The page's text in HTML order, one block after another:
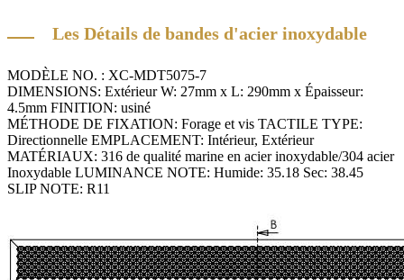
Les Détails de bandes d'acier inoxydable
MODÈLE NO. : XC-MDT5075-7
DIMENSIONS: Extérieur W: 27mm x L: 290mm x Épaisseur:
4.5mm FINITION: usiné
MÉTHODE DE FIXATION: Forage et vis TACTILE TYPE:
Directionnelle EMPLACEMENT: Intérieur, Extérieur
MATÉRIAUX: 316 de qualité marine en acier inoxydable/304 acier
Inoxydable LUMINANCE NOTE: Humide: 35.18 Sec: 38.45
SLIP NOTE: R11